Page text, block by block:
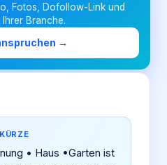
Fotos, Dofollow-Link und
Branche.
→
• Haus •Garten ist